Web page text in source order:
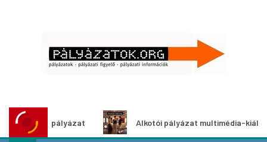
Alkotói pályázat multimédia-kiállításhoz